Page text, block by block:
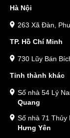
Hà Nội
263 Xã Đàn,
TP. Hồ Chí Minh
730 Lũy Bán
Tỉnh thành khác
Số nhà 54 Lý
Quang
Số nhà 71 Thủy
Hưng Yên